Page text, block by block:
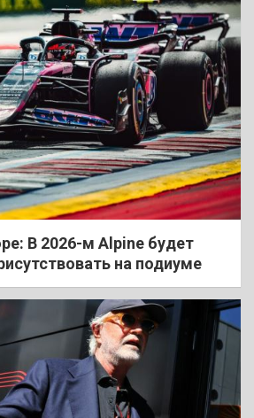
В 2026-м Alpine будет
на подиуме